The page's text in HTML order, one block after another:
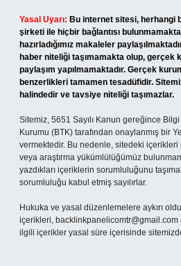
Yasal Uyarı: Bu internet sitesi, herhangi
şirketi ile hiçbir bağlantısı
hazırladığımız makaleler
haber niteliği taşımamakta olup, gerçek
paylaşım yapılmamaktadır. Gerçek
benzerlikleri tamamen tesadüfidir.
halindedir ve tavsiye niteliği taşımazlar.
Sitemiz, 5651 Sayılı Kanun gereğince
Kurumu (BTK) tarafından onaylanmış bir
vermektedir. Bu nedenle, sitedeki
veya araştırma yükümlülüğümüz
yazdıkları içeriklerin sorumluluğunu
sorumluluğu kabul etmiş sayılırlar.
Hukuka ve yasal düzenlemelere aykırı
içerikleri, backlinkpanelicomtr@gmail.com
ilgili içerikler yasal süre içerisinde